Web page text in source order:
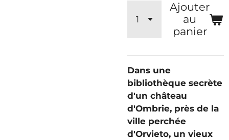
Ajouter
au
panier
Dans une
bibliothèque secrète
d'un château
d'Ombrie, près de la
ville perchée
d'Orvieto, un vieux